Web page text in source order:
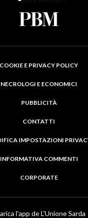
COOKIE E PRIVACY POLICY
NECROLOGI E ECONOMICI
PUBBLICITÀ
CONTATTI
IMPOSTAZIONI
INFORMATIVA COMMENTI
CORPORATE
l'app de L'Unione Sarda